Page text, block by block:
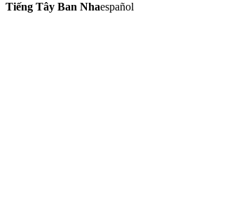
Tiếng Tây Ban Nhaespañol